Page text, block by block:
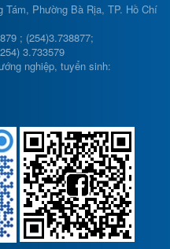
Tám, Phường Bà Rịa, TP. Hồ Chí
; (254)3.738877;
3.733579
nghiệp, tuyển sinh: